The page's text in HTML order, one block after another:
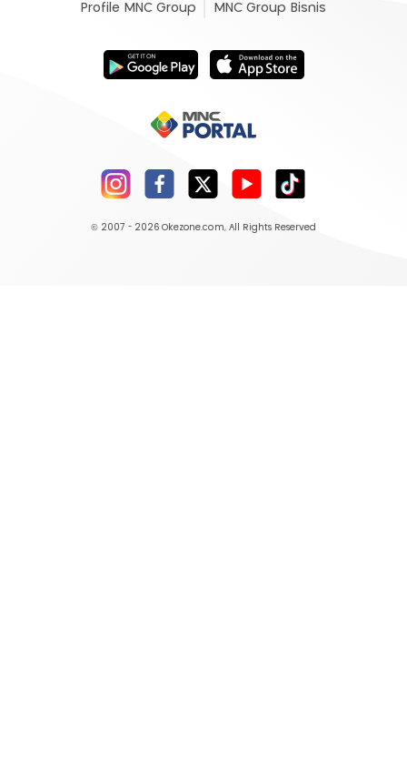
Profile MNC Group MNC Group Bisnis
© 2007 - 2026 Okezone.com, All Rights Reserved